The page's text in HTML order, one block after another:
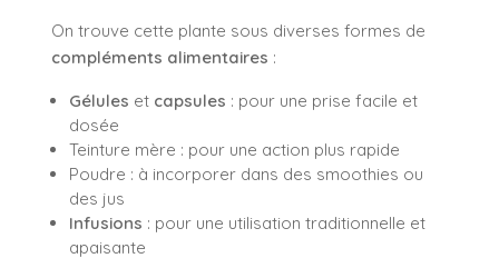
On trouve cette plante sous diverses formes de
compléments alimentaires :
Gélules et capsules : pour une prise facile et
dosée
Teinture mère : pour une action plus rapide
Poudre : à incorporer dans des smoothies ou
des jus
Infusions : pour une utilisation traditionnelle et
apaisante